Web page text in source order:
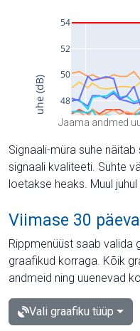
Jaama andmed
Signaali-müra suhe
signaali kvaliteeti. Suhte
loetakse heaks. Muul
Viimase 30
Rippmenüüst saab valida
graafikud korraga. Kõik
andmeid ning uuenevad
Vali graafiku tüüp